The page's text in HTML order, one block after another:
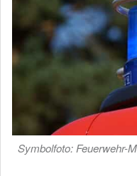
Symbolfoto: Feuerwehr-